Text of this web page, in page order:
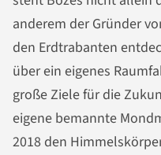
anderem der Gründer
den Erdtrabanten
über ein eigenes
große Ziele für die
eigene bemannte
2018 den